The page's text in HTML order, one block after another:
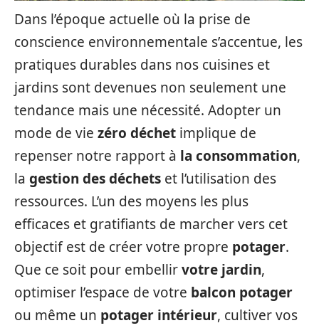
Dans l’époque actuelle où la prise de
conscience environnementale s’accentue, les
pratiques durables dans nos cuisines et
jardins sont devenues non seulement une
tendance mais une nécessité. Adopter un
mode de vie zéro déchet implique de
repenser notre rapport à la consommation,
la gestion des déchets et l’utilisation des
ressources. L’un des moyens les plus
efficaces et gratifiants de marcher vers cet
objectif est de créer votre propre potager.
Que ce soit pour embellirvotre jardin,
optimiser l’espace de votre balcon potager
ou même un potager intérieur, cultiver vos